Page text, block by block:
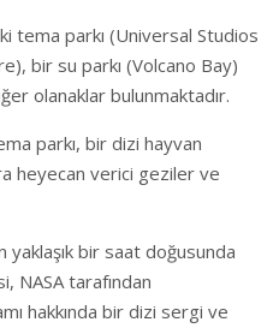
tema parkı (Universal Studios
bir su parkı (Volcano Bay)
olanaklar bulunmaktadır.
parkı, bir dizi hayvan
heyecan verici geziler ve
bir saat doğusunda
NASA tarafından
hakkında bir dizi sergi ve